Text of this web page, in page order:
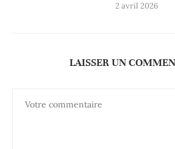
2 avril 2026
LAISSER UN